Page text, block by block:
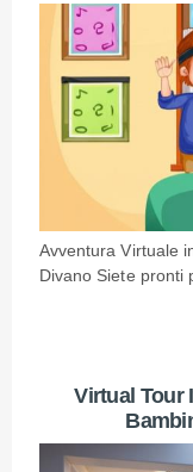
Avventura Virtuale
Divano Siete pronti
Virtual Tour